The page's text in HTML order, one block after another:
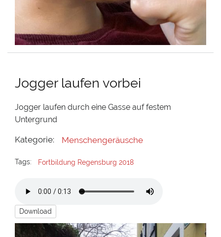
Jogger laufen vorbei
Jogger laufen durch eine Gasse auf festem
Untergrund
Kategorie: Menschengeräusche
Tags: Fortbildung Regensburg 2018
Download